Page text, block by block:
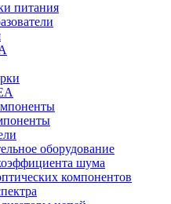
питания
оборудование
шума
компонентов